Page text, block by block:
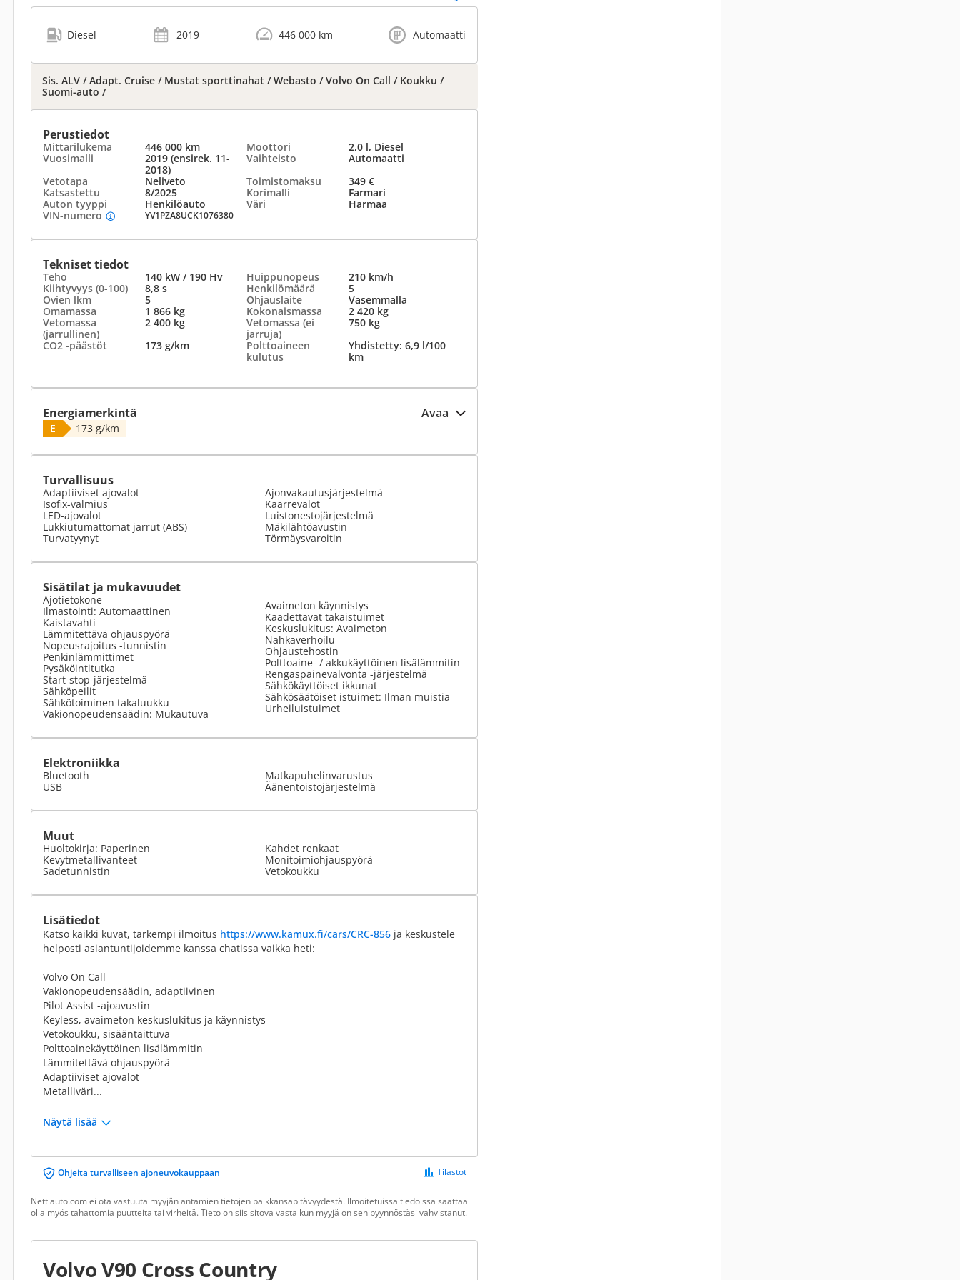
Diesel 2019 446 000 km Automaatti
Sis. ALV / Adapt. Cruise / Mustat sporttinahat / Webasto / Volvo On Call / Koukku /
Suomi-auto /
Perustiedot
Mittarilukema 446 000 km Moottori
2,0 l, Diesel
Vuosimalli
2019 (ensirek. 11-
2018)
Vaihteisto
Automaatti
Vetotapa
Neliveto Toimistomaksu
349 €
Katsastettu
8/2025 Korimalli
Farmari
Auton tyyppi
Henkilöauto Väri
Harmaa
VIN-numero
YV1PZA8UCK1076380
Tekniset tiedot
Teho 140 kW / 190 Hv Huippunopeus
210 km/h
Kiihtyvyys (0-100)
8,8 s Henkilömäärä
5
Ovien lkm
5 Ohjauslaite
Vasemmalla
Omamassa
1 866 kg Kokonaismassa
2 420 kg
Vetomassa
(jarrullinen)
2 400 kg
Vetomassa (ei
jarruja)
750 kg
CO2 -päästöt
173 g/km
Polttoaineen
kulutus
Yhdistetty: 6,9 l/100
km
Energiamerkintä Avaa
E 173 g/km
Turvallisuus
Adaptiiviset ajovalot
Isofix-valmius
LED-ajovalot
Lukkiutumattomat jarrut (ABS)
Turvatyynyt
Ajonvakautusjärjestelmä
Kaarrevalot
Luistonestojärjestelmä
Mäkilähtöavustin
Törmäysvaroitin
Sisätilat ja mukavuudet
Ajotietokone
Ilmastointi: Automaattinen
Kaistavahti
Lämmitettävä ohjauspyörä
Nopeusrajoitus -tunnistin
Penkinlämmittimet
Pysäköintitutka
Start-stop-järjestelmä
Sähköpeilit
Sähkötoiminen takaluukku
Vakionopeudensäädin: Mukautuva
Avaimeton käynnistys
Kaadettavat takaistuimet
Keskuslukitus: Avaimeton
Nahkaverhoilu
Ohjaustehostin
Polttoaine- / akkukäyttöinen lisälämmitin
Rengaspainevalvonta -järjestelmä
Sähkökäyttöiset ikkunat
Sähkösäätöiset istuimet: Ilman muistia
Urheiluistuimet
Elektroniikka
Bluetooth
USB
Matkapuhelinvarustus
Äänentoistojärjestelmä
Muut
Huoltokirja: Paperinen
Kevytmetallivanteet
Sadetunnistin
Kahdet renkaat
Monitoimiohjauspyörä
Vetokoukku
Lisätiedot
Katso kaikki kuvat, tarkempi ilmoitus https://www.kamux.fi/cars/CRC-856 ja keskustele
helposti asiantuntijoidemme kanssa chatissa vaikka heti:
Volvo On Call
Vakionopeudensäädin, adaptiivinen
Pilot Assist -ajoavustin
Keyless, avaimeton keskuslukitus ja käynnistys
Vetokoukku, sisääntaittuva
Polttoainekäyttöinen lisälämmitin
Lämmitettävä ohjauspyörä
Adaptiiviset ajovalot
Metalliväri...
Näytä lisää
Ohjeita turvalliseen ajoneuvokauppaan Tilastot
Nettiauto.com ei ota vastuuta myyjän antamien tietojen paikkansapitävyydestä. Ilmoitetuissa tiedoissa saattaa
olla myös tahattomia puutteita tai virheitä. Tieto on siis sitova vasta kun myyjä on sen pyynnöstäsi vahvistanut.
Volvo V90 Cross Country